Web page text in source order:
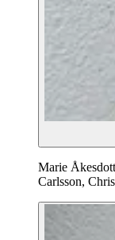
Marie
Carlsson,